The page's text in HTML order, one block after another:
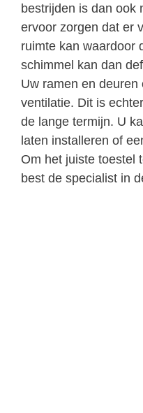
bestrijden is dan ook
ervoor zorgen dat er
ruimte kan waardoor
schimmel kan dan
Uw ramen en
ventilatie. Dit is
de lange termijn. U
laten installeren of
Om het juiste toestel
best de specialist in